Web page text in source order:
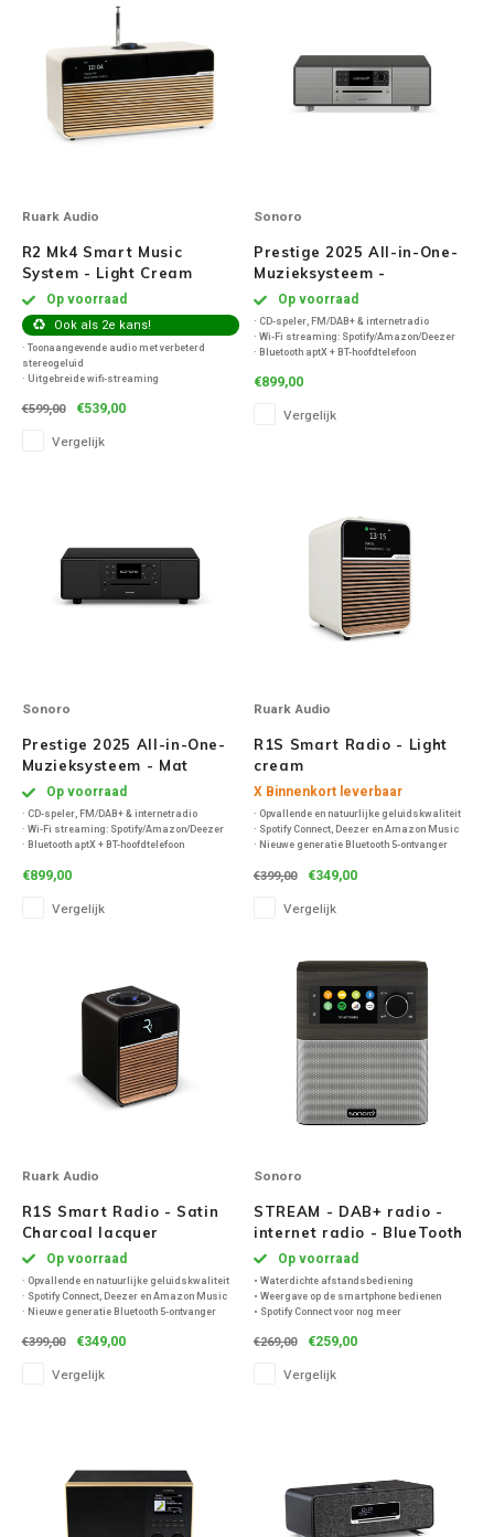
Ruark Audio
R2 Mk4 Smart Music
System - Light Cream
Op voorraad
Ook als 2e kans!
· Toonaangevende audio met verbeterd
stereogeluid
· Uitgebreide wifi-streaming
Amazon Music
generatie
€599,00 €539,00
Vergelijk
Sonoro
Prestige 2025 All-in-One-
Muzieksysteem -
Grafiet/Zilver
Op voorraad
· CD-speler, FM/DAB+ & internetradio
· Wi-Fi streaming: Spotify/Amazon/Deezer
· Bluetooth aptX + BT-hoofdtelefoon
· Optische TV-ingang, alarms & timers
€899,00
Vergelijk
Sonoro
Prestige 2025 All-in-One-
Muzieksysteem - Mat
ZwartOp voorraad
· CD-speler, FM/DAB+ & internetradio
· Wi-Fi streaming: Spotify/Amazon/Deezer
· Bluetooth aptX + BT-hoofdtelefoon
· Optische TV-ingang, alarms & timers
€899,00
Vergelijk
Ruark Audio
R1S Smart Radio - Light
cream
X Binnenkort leverbaar
· Opvallende en natuurlijke geluidskwaliteit
· Spotify Connect, Deezer en Amazon Music
· Nieuwe generatie Bluetooth 5-ontvanger
tuners
slaapfunctie
€399,00 €349,00
Vergelijk
Ruark Audio
R1S Smart Radio - Satin
Charcoal lacquer
Op voorraad
· Opvallende en natuurlijke geluidskwaliteit
· Spotify Connect, Deezer en Amazon Music
· Nieuwe generatie Bluetooth 5-ontvanger
tuners
slaapfunctie
€399,00 €349,00
Vergelijk
Sonoro
STREAM - DAB+ radio -
internet radio - BlueTooth
- Eiken/Zilver
Op voorraad
• Waterdichte afstandsbediening
• Weergave op de smartphone bedienen
• Spotify Connect voor nog meer
• Internetradio – onbegrensde ontvangst
• USB-poort voor laden
€269,00 €259,00
Vergelijk